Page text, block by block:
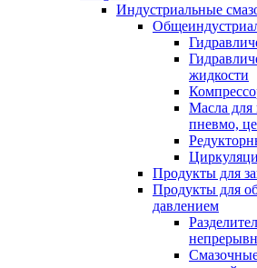
Индустриальные
жидкости
Масла
пневмо,
Продукты для
Продукты для
давлением